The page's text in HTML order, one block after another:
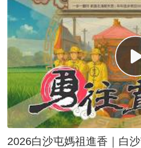
2026白沙屯媽祖進香｜白